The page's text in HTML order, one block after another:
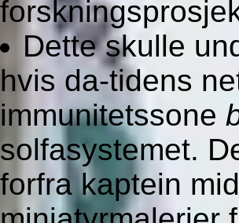
Dette skulle
hvis da-tidens
immunitetssone
solfasystemet.
forfra kaptein